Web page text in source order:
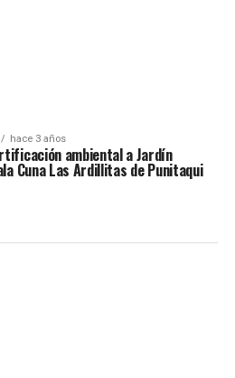
hace 3 años
ambiental a Jardín
Cuna Las Ardillitas de Punitaqui